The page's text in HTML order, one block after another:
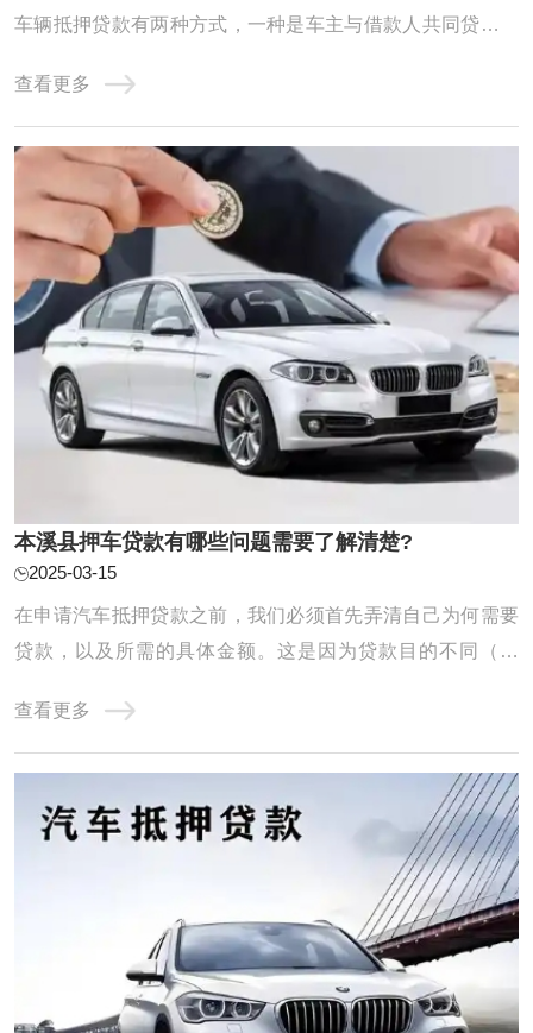
车辆抵押贷款有两种方式，一种是车主与借款人共同贷款，
资人作为借款人，车主无需到场办理相关手续。不过，由于
不清楚抵押车辆是否在征得车主的同意下进行，所以贷款机
构会通过提高利息的方式，弥补经营风险。正 ...
查看更多
本溪县押车贷款有哪些问题需要了解清楚?
2025-03-15
在申请汽车抵押贷款之前，我们必须首先弄清自己为何需要
贷款，以及所需的具体金额。这是因为贷款目的不同（例
能力。同时，对自身未来收入、日常开支以及潜在风险进行
全面评估也至关重要。唯有在充分了解自己的还款能力的基
查看更多